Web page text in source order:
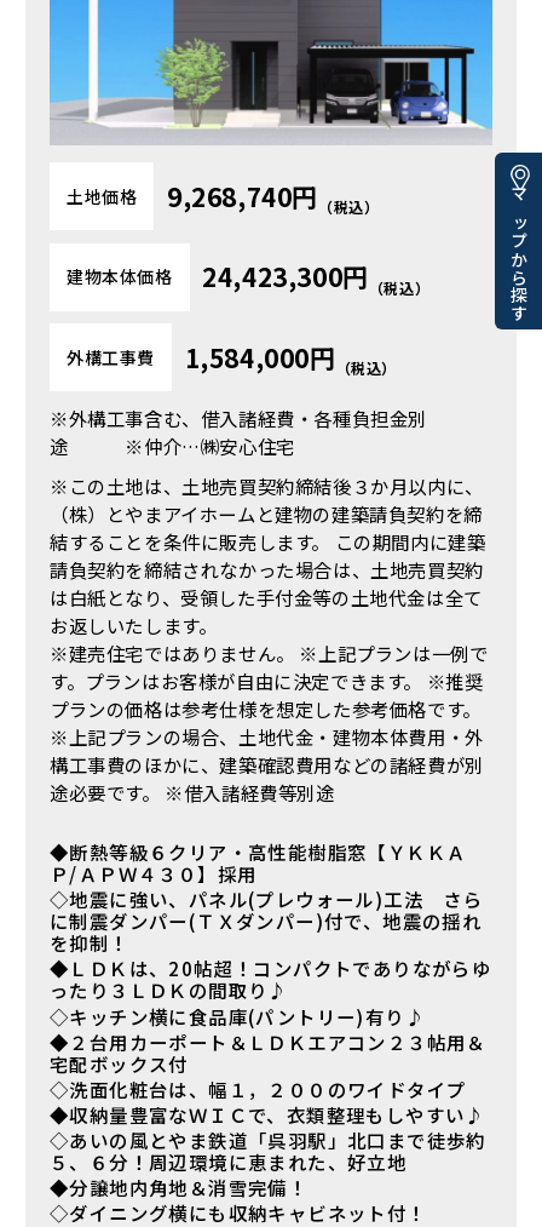
マップから探す
土地価格 9,268,740円 （税込）
建物本体価格 24,423,300円 （税込）
外構工事費 1,584,000円 （税込）
※外構工事含む、借入諸経費・各種負担金別
途 ※仲介…㈱安心住宅
※この土地は、土地売買契約締結後３か月以内に、
（株）とやまアイホームと建物の建築請負契約を締
結することを条件に販売します。
この期間内に建築
請負契約を締結されなかった場合は、土地売買契約
は白紙となり、受領した手付金等の土地代金は全て
お返しいたします。
※建売住宅ではありません。
※上記プランは一例で
す。プランはお客様が自由に決定できます。
※推奨
プランの価格は参考仕様を想定した参考価格です。
※上記プランの場合、土地代金・建物本体費用・外
構工事費のほかに、建築確認費用などの諸経費が別
途必要です。
※借入諸経費等別途
◆断熱等級６クリア・高性能樹脂窓【ＹＫＫＡ
Ｐ/ＡＰＷ４３０】採用
◇地震に強い、パネル(プレウォール)工法 さら
に制震ダンパー(ＴＸダンパー)付で、地震の揺れ
を抑制！
◆ＬＤＫは、20帖超！コンパクトでありながらゆ
ったり３ＬＤＫの間取り♪
◇キッチン横に食品庫(パントリー)有り♪
◆２台用カーポート＆ＬＤＫエアコン２３帖用＆
宅配ボックス付
◇洗面化粧台は、幅１，２００のワイドタイプ
◆収納量豊富なＷＩＣで、衣類整理もしやすい♪
◇あいの風とやま鉄道「呉羽駅」北口まで徒歩約
５、６分！周辺環境に恵まれた、好立地
◆分譲地内角地＆消雪完備！
◇ダイニング横にも収納キャビネット付！